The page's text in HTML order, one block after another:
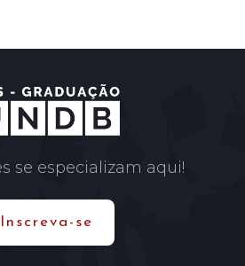
se especializam aqui!
Inscreva-se